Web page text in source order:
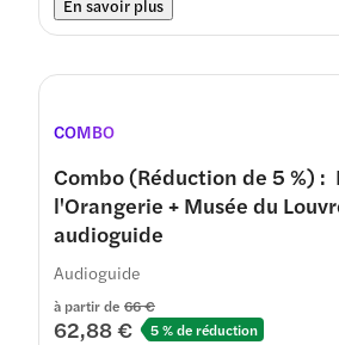
En savoir plus
COMBO
Combo (Réduction de 5 %) :
l'Orangerie + Musée du
audioguide
à partir de 66 €
62,88 € 5 % de réduction
Audioguide